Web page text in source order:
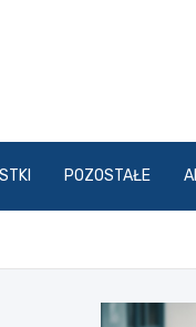
POZOSTAŁE